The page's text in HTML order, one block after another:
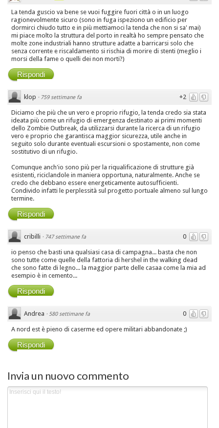
La tenda guscio va bene se vuoi fuggire fuori città o in un luogo
ragionevolmente sicuro (sono in fuga ispeziono un edificio per
dormirci chiudo tutto e in più mettiamoci la tenda che non si sa' mai)
mi piace molto la struttura del porto in realtà ho sempre pensato che
molte zone industriali hanno strutture adatte a barricarsi solo che
senza corrente e riscaldamento si rischia di morire di stenti (meglio i
morsi della fame o quelli dei non morti?)
Rispondi
+2
klop · 759 settimane fa
Diciamo che più che un vero e proprio rifugio, la tenda credo sia stata
ideata più come un rifugio di emergenza destinato ai primi momenti
dello Zombie Outbreak, da utilizzarsi durante la ricerca di un rifugio
vero e proprio che garantisca maggior sicurezza, utile anche in
seguito solo durante eventuali escursioni o spostamente, non come
sostitutivo di un rifugio.
Comunque anch'io sono più per la riqualificazione di strutture già
esistenti, riciclandole in maniera opportuna, naturalmente. Anche se
credo che debbano essere energeticamente autosufficienti.
Condivido infatti le perplessità sul progetto portuale almeno sul lungo
termine.
Rispondi
0
cribilli · 747 settimane fa
io penso che basti una qualsiasi casa di campagna... basta che non
sono tutte come quelle della fattoria di hershel in the walking dead
che sono fatte di legno... la maggior parte delle casaa come la mia ad
esempio è in cemento...
Rispondi
0
Andrea · 580 settimane fa
A nord est è pieno di caserme ed opere militari abbandonate ;)
Rispondi
Invia un nuovo commento